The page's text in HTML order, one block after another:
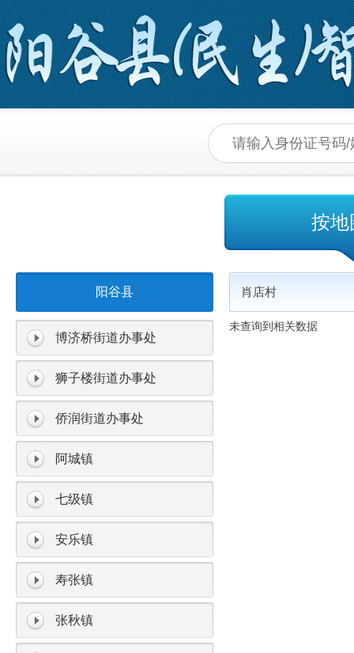
按地
阳谷县
博济桥街道办事处
狮子楼街道办事处
侨润街道办事处
阿城镇
七级镇
安乐镇
寿张镇
张秋镇
肖店村
未查询到相关数据